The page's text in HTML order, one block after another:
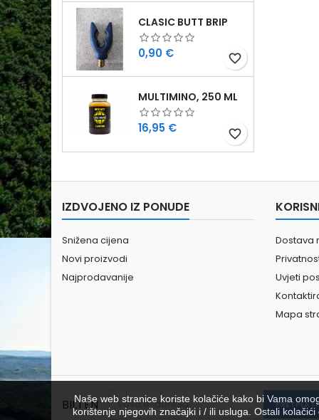
CLASIC BUTT BRIP
Cijena
0,90 € favorite_border
MULTIMINO, 250 ML
Cijena
16,95 € favorite_border
IZDVOJENO IZ PONUDE
Snižena cijena
Novi proizvodi
Najprodavanije
Dostava
Uvjeti
Mapa
Naše web stranice koriste kolačiće kako bi Vama
korištenje njegovih značajki i / ili usluga. Ostali
BILTEN